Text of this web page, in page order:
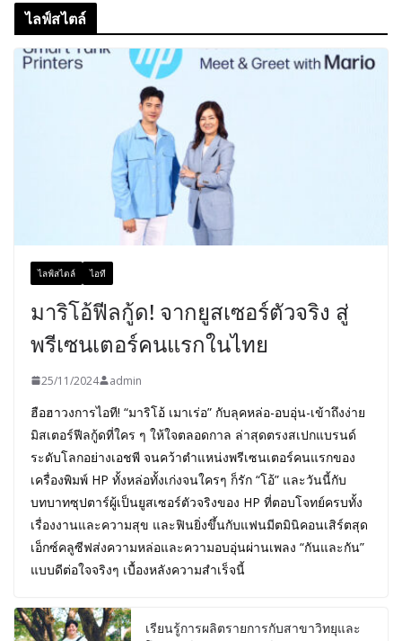
ไลฟ์สไตล์
ไลฟ์สไตล์ ไอที
มาริโอ้ฟีลกู้ด! จากยูสเซอร์ตัวจริง สู่
พรีเซนเตอร์คนแรกในไทย
25/11/2024 admin
ฮือฮาวงการไอที! “มาริโอ้ เมาเร่อ” กับลุคหล่อ-อบอุ่น-เข้าถึงง่าย
มิสเตอร์ฟีลกู้ดที่ใคร ๆ ให้ใจตลอดกาล ล่าสุดตรงสเปกแบรนด์
ระดับโลกอย่างเอชพี จนคว้าตำแหน่งพรีเซนเตอร์คนแรกของ
เครื่องพิมพ์ HP ทั้งหล่อทั้งเก่งจนใครๆ ก็รัก “โอ้” และวันนี้กับ
บทบาทซุปตาร์ผู้เป็นยูสเซอร์ตัวจริงของ HP ที่ตอบโจทย์ครบทั้ง
เรื่องงานและความสุข และฟินยิ่งขึ้นกับแฟนมีตมินิคอนเสิร์ตสุด
เอ็กซ์คลูซีฟส่งความหล่อและความอบอุ่นผ่านเพลง “กันและกัน”
แบบดีต่อใจจริงๆ เบื้องหลังความสำเร็จนี้
เรียนรู้การผลิตรายการกับสาขาวิทยุและ